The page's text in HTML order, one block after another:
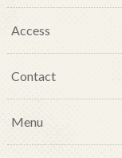
Access
Contact
Menu